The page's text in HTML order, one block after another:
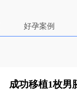
好孕案例
成功移植1枚男